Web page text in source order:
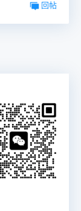
回帖